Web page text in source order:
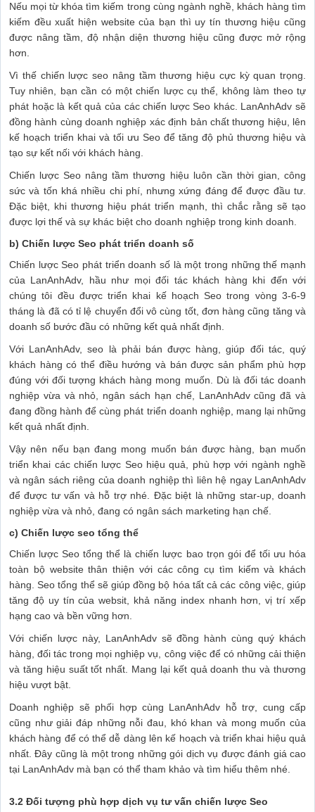
Nếu mọi từ khóa tìm kiếm trong cùng ngành nghề, khách hàng tìm
kiếm đều xuất hiện website của bạn thì uy tín thương hiệu cũng
được nâng tầm, độ nhận diện thương hiệu cũng được mở rộng
hơn.
Vì thế chiến lược seo nâng tầm thương hiệu cực kỳ quan trọng.
Tuy nhiên, bạn cần có một chiến lược cụ thể, không làm theo tự
phát hoặc là kết quả của các chiến lược Seo khác. LanAnhAdv sẽ
đồng hành cùng doanh nghiệp xác định bản chất thương hiệu, lên
kế hoạch triển khai và tối ưu Seo để tăng độ phủ thương hiệu và
tạo sự kết nối với khách hàng.
Chiến lược Seo nâng tầm thương hiệu luôn cần thời gian, công
sức và tốn khá nhiều chi phí, nhưng xứng đáng để được đầu tư.
Đặc biệt, khi thương hiệu phát triển mạnh, thì chắc rằng sẽ tạo
được lợi thế và sự khác biệt cho doanh nghiệp trong kinh doanh.
b) Chiến lược Seo phát triển doanh số
Chiến lược Seo phát triển doanh số là một trong những thế mạnh
của LanAnhAdv, hầu như mọi đối tác khách hàng khi đến với
chúng tôi đều được triển khai kế hoạch Seo trong vòng 3-6-9
tháng là đã có tỉ lệ chuyển đổi vô cùng tốt, đơn hàng cũng tăng và
doanh số bước đầu có những kết quả nhất định.
Với LanAnhAdv, seo là phải bán được hàng, giúp đối tác, quý
khách hàng có thể điều hướng và bán được sản phẩm phù hợp
đúng với đối tượng khách hàng mong muốn. Dù là đối tác doanh
nghiệp vừa và nhỏ, ngân sách hạn chế, LanAnhAdv cũng đã và
đang đồng hành để cùng phát triển doanh nghiệp, mang lại những
kết quả nhất định.
Vậy nên nếu bạn đang mong muốn bán được hàng, bạn muốn
triển khai các chiến lược Seo hiệu quả, phù hợp với ngành nghề
và ngân sách riêng của doanh nghiệp thì liên hệ ngay LanAnhAdv
để được tư vấn và hỗ trợ nhé. Đặc biệt là những star-up, doanh
nghiệp vừa và nhỏ, đang có ngân sách marketing hạn chế.
c) Chiến lược seo tổng thể
Chiến lược Seo tổng thể là chiến lược bao trọn gói để tối ưu hóa
toàn bộ website thân thiện với các công cụ tìm kiếm và khách
hàng. Seo tổng thể sẽ giúp đồng bộ hóa tất cả các công việc, giúp
tăng độ uy tín của websit, khả năng index nhanh hơn, vị trí xếp
hạng cao và bền vững hơn.
Với chiến lược này, LanAnhAdv sẽ đồng hành cùng quý khách
hàng, đối tác trong mọi nghiệp vụ, công việc để có những cải thiện
và tăng hiệu suất tốt nhất. Mang lại kết quả doanh thu và thương
hiệu vượt bật.
Doanh nghiệp sẽ phối hợp cùng LanAnhAdv hỗ trợ, cung cấp
cũng như giải đáp những nỗi đau, khó khan và mong muốn của
khách hàng để có thể dễ dàng lên kế hoạch và triển khai hiệu quả
nhất. Đây cũng là một trong những gói dịch vụ được đánh giá cao
tại LanAnhAdv mà bạn có thể tham khảo và tìm hiểu thêm nhé.
3.2 Đối tượng phù hợp dịch vụ tư vấn chiến lược Seo